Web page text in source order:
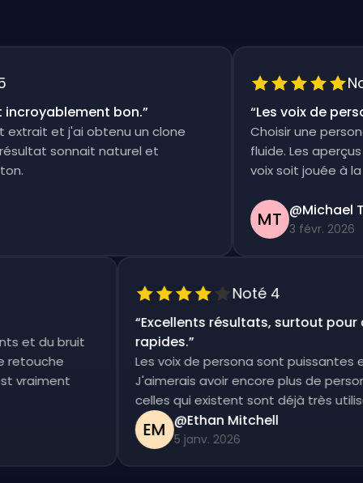
bon.”
et j'ai obtenu un clone
sonnait naturel et
Les voix de
Choisir une persona
fluide. Les aperçus
voix soit jouée à la
MT @Michael
3 févr. 2026
et du bruit
retouche
vraiment
Noté 4
“Excellents résultats, surtout
rapides.
Les voix de persona sont
J'aimerais avoir encore plus de
celles qui existent sont déjà très
EM @Ethan Mitchell
5 janv. 2026